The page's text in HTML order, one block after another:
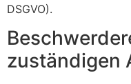
DSGVO).
zuständigen